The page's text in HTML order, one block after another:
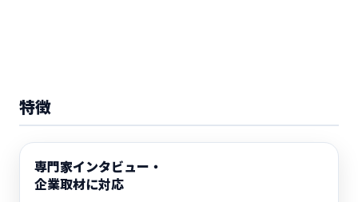
特徴
専門家インタビュー・
企業取材に対応